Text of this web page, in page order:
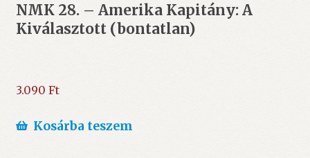
NMK 28. – Amerika Kapitány: A
Kiválasztott (bontatlan)
3.090 Ft
Kosárba teszem